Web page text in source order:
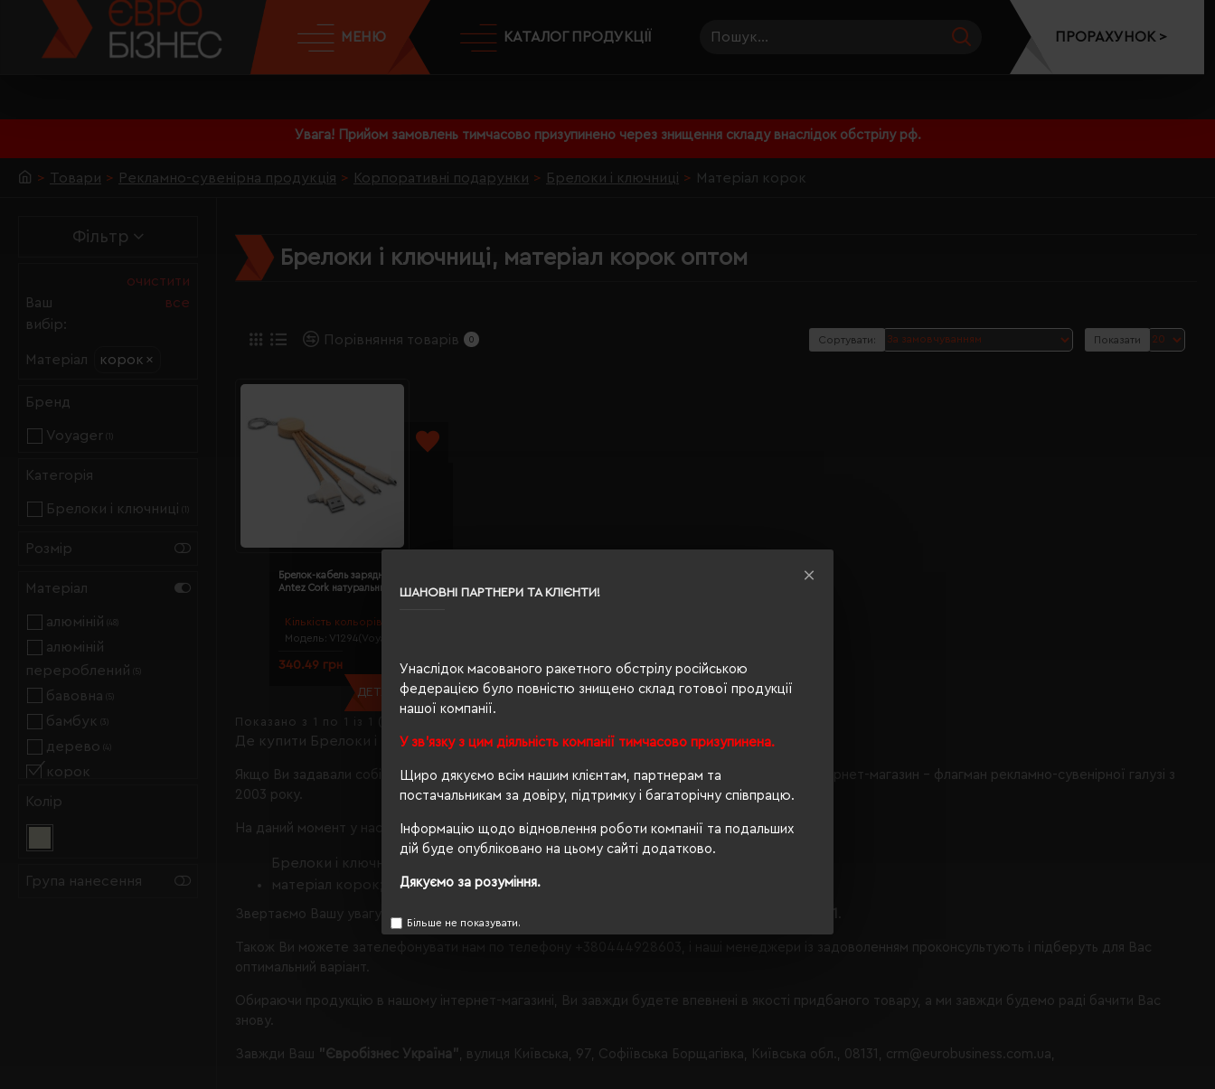
ШАНОВНІ ПАРТНЕРИ ТА КЛІЄНТИ!
Унаслідок масованого ракетного обстрілу російською
федерацією було повністю знищено склад готової продукції
нашої компанії.
У зв'язку з цим діяльність компанії тимчасово призупинена.
Щиро дякуємо всім нашим клієнтам, партнерам та
постачальникам за довіру, підтримку і багаторічну співпрацю.
Інформацію щодо відновлення роботи компанії та подальших
дій буде опубліковано на цьому сайті додатково.
Дякуємо за розуміння.
Більше не показувати.
Увага! Прийом замовлень тимчасово призупинено через знищення складу внаслідок обстрілу рф.
МЕНЮ КАТАЛОГ ПРОДУКЦІЇ ПРОРАХУНОК >
Товари Рекламно-сувенірна продукція Корпоративні подарунки Брелоки і ключниці Матеріал корок
Фільтр
Ваш
вибір:
очистити
все
Матеріал корок ×
Бренд
Voyager
Категорія
Брелоки і ключниці
Розмір
Матеріал
алюміній (48)
алюміній
перероблений
(5)
бавовна
бамбук (3)
дерево (4)
корок
метал
нейлон
нержавіюча сталь
Колір
Група нанесення
Брелоки і ключниці, матеріал корок оптом
Де купити Брелоки і ключниці матеріал корок; оптом?
Якщо Ви задавали собі таке питання, то Ви правильно вибралиЄвробізнес Україна
- наш інтернет-магазин - флагман рекламно-сувенірної галузі з
2003 року.
На даний момент у нас є, що Вам запропонувати в категорії Брелоки і ключниці.
Брелоки і ключниці
матеріал корок;
Звертаємо Вашу увагу, що з таким набором параметрів, кількість даного товару
Також Ви можете зателефонувати нам по телефону
, і наші менеджери із задоволенням проконсультують і підберуть для Вас
оптимальний варіант.
Обираючи продукцію в нашому інтернет-магазині, Ви завжди будете впевнені в якості придбаного товару, а ми завжди будемо раді бачити Вас
знову.
Завжди Ваш "Євробізнес Україна" , вулиця Київська, 97, Софіївська Борщагівка, Київська обл., 08131, crm@eurobusiness.com.ua,
Порівняння товарів 0 Сортувати: Показати
Кількість кольорів:
Модель: V1294(Voyager)
Брелок-кабель зарядний Voyager
Antez Cork натуральний - V1294-00
340.49 грн
ДЕТАЛЬНІШЕ...
Показано з 1 по 1 із 1 (1 сторінок)